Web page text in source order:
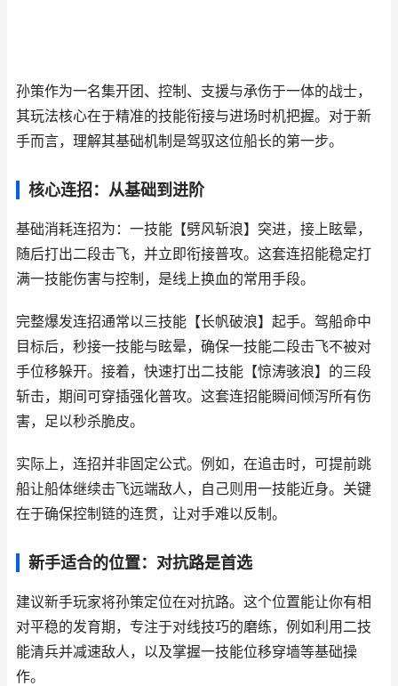
孙策作为一名集开团、控制、支援与承伤于一体的战士，
其玩法核心在于精准的技能衔接与进场时机把握。对于新
手而言，理解其基础机制是驾驭这位船长的第一步。
核心连招：从基础到进阶
基础消耗连招为：一技能【劈风斩浪】突进，接上眩晕，
随后打出二段击飞，并立即衔接普攻。这套连招能稳定打
满一技能伤害与控制，是线上换血的常用手段。
完整爆发连招通常以三技能【长帆破浪】起手。驾船命中
目标后，秒接一技能与眩晕，确保一技能二段击飞不被对
手位移躲开。接着，快速打出二技能【惊涛骇浪】的三段
斩击，期间可穿插强化普攻。这套连招能瞬间倾泻所有伤
害，足以秒杀脆皮。
实际上，连招并非固定公式。例如，在追击时，可提前跳
船让船体继续击飞远端敌人，自己则用一技能近身。关键
在于确保控制链的连贯，让对手难以反制。
新手适合的位置：对抗路是首选
建议新手玩家将孙策定位在对抗路。这个位置能让你有相
对平稳的发育期，专注于对线技巧的磨练，例如利用二技
能清兵并减速敌人，以及掌握一技能位移穿墙等基础操
作。